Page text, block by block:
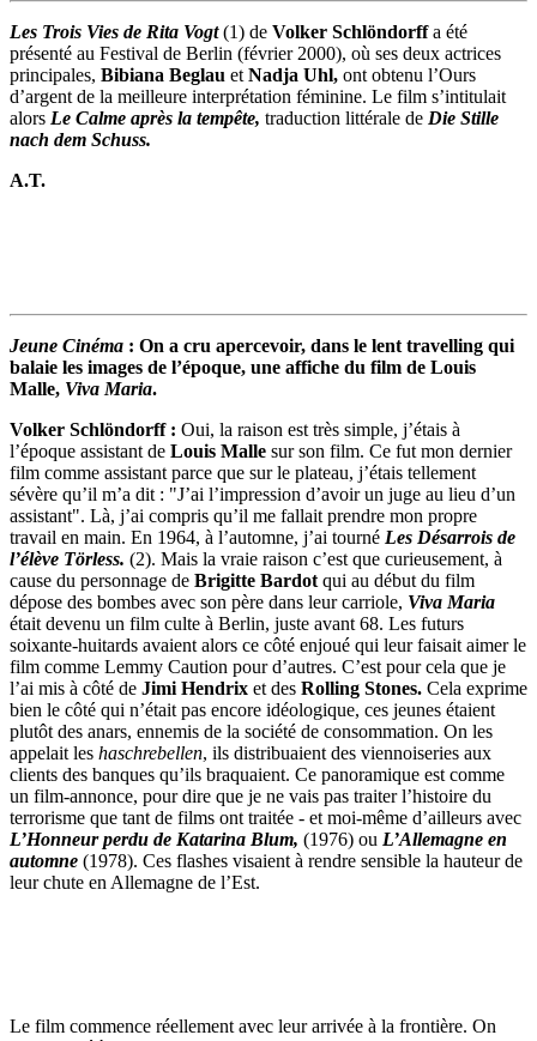
Les Trois Vies de Rita Vogt (1) de Volker Schlöndorffa été
présenté au Festival de Berlin (février 2000), où ses deux actrices
principales, Bibiana Beglau et Nadja Uhl, ont obtenu l’Ours
d’argent de la meilleure interprétation féminine. Le film s’intitulait
alors Le Calme après la tempête, traduction littérale de Die Stille
nach dem Schuss.
A.T.
Jeune Cinéma : On a cru apercevoir, dans le lent travelling qui
balaie les images de l’époque, une affiche du film de Louis
Malle, Viva Maria.
Volker Schlöndorff : Oui, la raison est très simple, j’étais à
l’époque assistant de Louis Malle sur son film. Ce fut mon dernier
film comme assistant parce que sur le plateau, j’étais tellement
sévère qu’il m’a dit : "J’ai l’impression d’avoir un juge au lieu d’un
assistant". Là, j’ai compris qu’il me fallait prendre mon propre
travail en main. En 1964, à l’automne, j’ai tourné Les Désarrois de
l’élève Törless. (2). Mais la vraie raison c’est que curieusement, à
cause du personnage de Brigitte Bardot qui au début du film
dépose des bombes avec son père dans leur carriole, Viva Maria
était devenu un film culte à Berlin, juste avant 68. Les futurs
soixante-huitards avaient alors ce côté enjoué qui leur faisait aimer le
film comme Lemmy Caution pour d’autres. C’est pour cela que je
l’ai mis à côté de Jimi Hendrix et des Rolling Stones. Cela exprime
bien le côté qui n’était pas encore idéologique, ces jeunes étaient
plutôt des anars, ennemis de la société de consommation. On les
appelait les haschrebellen, ils distribuaient des viennoiseries aux
clients des banques qu’ils braquaient. Ce panoramique est comme
un film-annonce, pour dire que je ne vais pas traiter l’histoire du
terrorisme que tant de films ont traitée - et moi-même d’ailleurs avec
L’Honneur perdu de Katarina Blum, (1976) ou L’Allemagne en
automne (1978). Ces flashes visaient à rendre sensible la hauteur de
leur chute en Allemagne de l’Est.
Le film commence réellement avec leur arrivée à la frontière. On